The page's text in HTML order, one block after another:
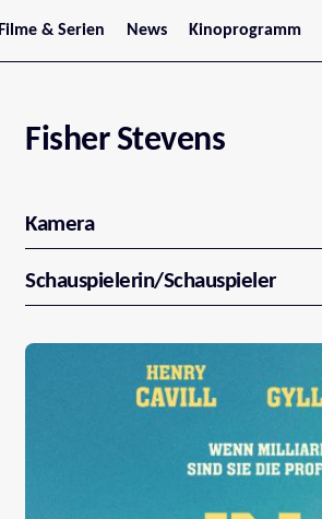
Filme & Serien
Trailer
Serienarchiv
News
Stars
Kinoprogramm
Jetzt im Kino
Oberösterreich
Tirol
Vorarlberg
Fisher Stevens
Kamera
Schauspielerin/Schauspieler